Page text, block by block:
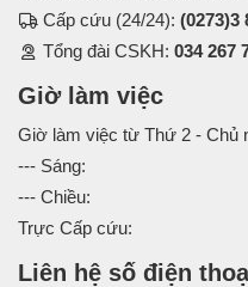
Cấp cứu (24/24): (0273)3
Tổng đài CSKH: 034 267
Giờ làm việc
Giờ làm việc từ Thứ 2 - Chủ
--- Sáng:
--- Chiều:
Trực Cấp cứu:
Liên hệ số điện